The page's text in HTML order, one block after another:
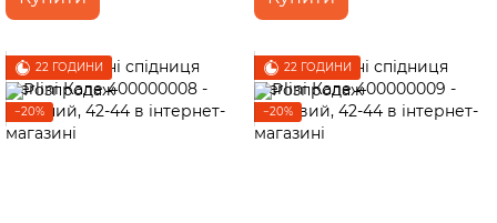
22 ГОДИНИ
−20%
22 ГОДИНИ
−20%